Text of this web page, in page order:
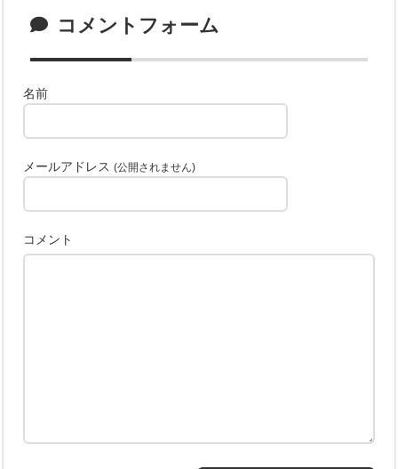
コメントフォーム
名前
メールアドレス(公開されません)
コメント